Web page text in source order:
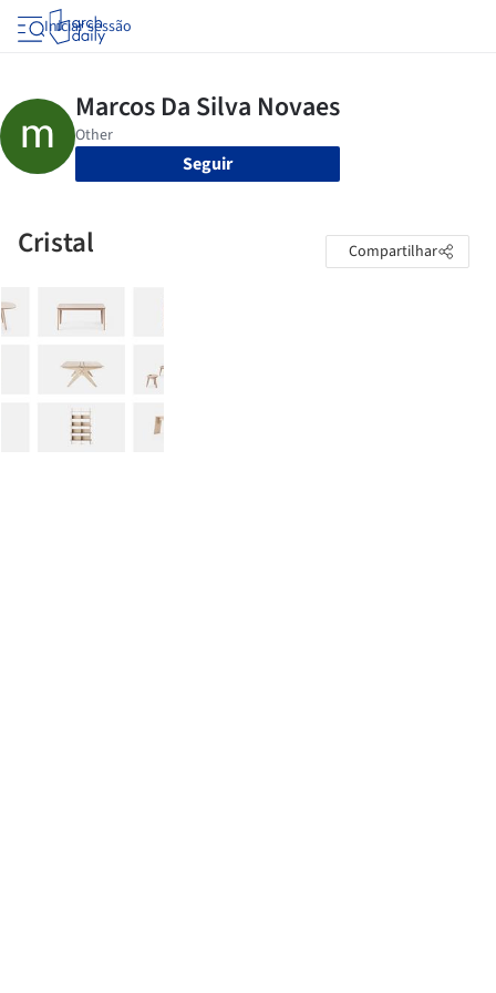
Iniciar sessão
Seguir
Cristal Compartilhar